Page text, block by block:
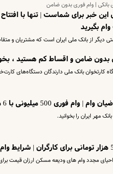
بانکی | وام فوری بدون ضامن
بگیرید
دیگر از بانک ملی ایران است که مشتریان و
و اقساط کم هستید ، بخوانید | یکروزه وام 2
کارتخوان بانک ملی دارندگان دستگاه‌های
فوری 500 میلیونی با 6 ماه تنفس
مهر ایران را بخوانید.
مجدد وام های ودیعه مسکن ارزان قیمت